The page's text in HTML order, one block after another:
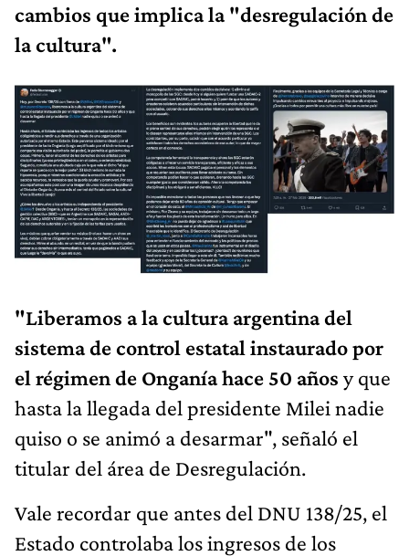
cambios que implica la "desregulación de
la cultura".
"Liberamos a la cultura argentina del
sistema de control estatal instaurado por
el régimen de Onganía hace 50 años y que
hasta la llegada del presidente Milei nadie
quiso o se animó a desarmar", señaló el
titular del área de Desregulación.
Vale recordar que antes del DNU 138/25, el
Estado controlaba los ingresos de los